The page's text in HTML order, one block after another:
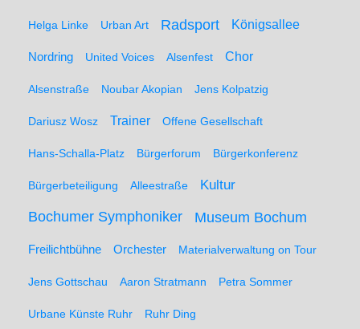
Helga Linke Urban Art Radsport Königsallee
Nordring United Voices Alsenfest Chor
Alsenstraße Noubar Akopian Jens Kolpatzig
Dariusz Wosz Trainer Offene Gesellschaft
Hans-Schalla-Platz Bürgerforum Bürgerkonferenz
Bürgerbeteiligung Alleestraße Kultur
Bochumer Symphoniker Museum Bochum
Freilichtbühne Orchester Materialverwaltung on Tour
Jens Gottschau Aaron Stratmann Petra Sommer
Urbane Künste Ruhr Ruhr Ding